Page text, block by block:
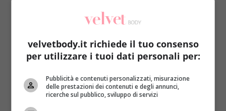
Ogni forma del corpo ha i suoi problemi: per
esempiochi è troppo esile vorrebbe mostrare
velvetbody.it richiede il tuo consenso
per utilizzare i tuoi dati personali per:
Pubblicità e contenuti personalizzati, misurazione
delle prestazioni dei contenuti e degli annunci,
ricerche sul pubblico, sviluppo di servizi